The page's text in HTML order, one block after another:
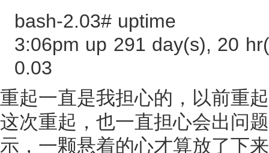
bash-2.03# uptime
3:06pm up 291 day(s), 20
0.03
重起一直是我担心的，以前重
这次重起，也一直担心会出问
示，一颗悬着的心才算放了下